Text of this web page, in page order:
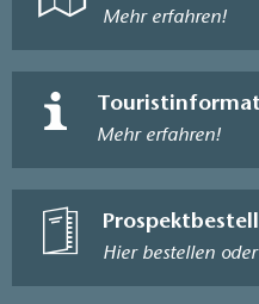
Mehr erfahren!
Mehr erfahren!
Hier bestellen